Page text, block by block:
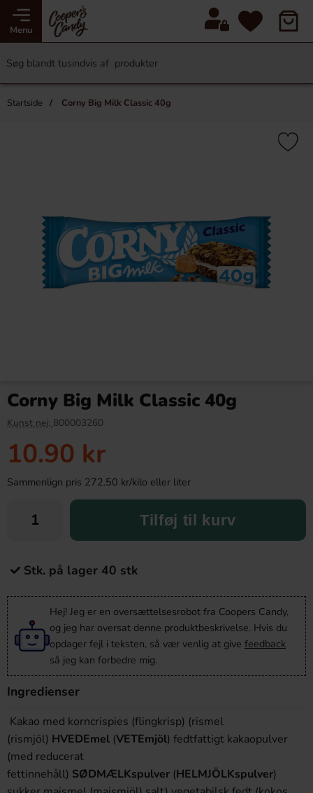
Menu
Startside Corny Big Milk Classic 40g
Corny Big Milk Classic 40g
Kunst nej: 800003260
10.90 kr
Sammenlign pris 272.50 kr/kilo eller liter
Tilføj til kurv
Stk. på lager 40 stk
Hej! Jeg er en oversættelsesrobot fra Coopers Candy,
og jeg har oversat denne produktbeskrivelse. Hvis du
opdager fejl i teksten, så vær venlig at give feedback
så jeg kan forbedre mig.
Ingredienser
Kakao med korncrispies (flingkrisp) (rismel
(rismjöl) HVEDEmel (VETEmjöl) fedtfattigt kakaopulver
(med reducerat
fettinnehåll) SØDMÆLKspulver (HELMJÖLKspulver)